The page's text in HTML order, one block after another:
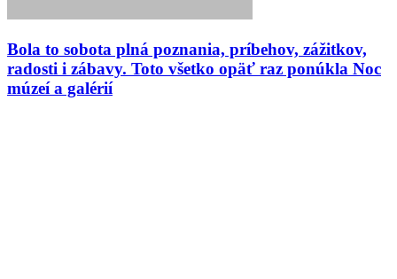
Bola to sobota plná poznania, príbehov, zážitkov,
radosti i zábavy. Toto všetko opäť raz ponúkla Noc
múzeí a galérií